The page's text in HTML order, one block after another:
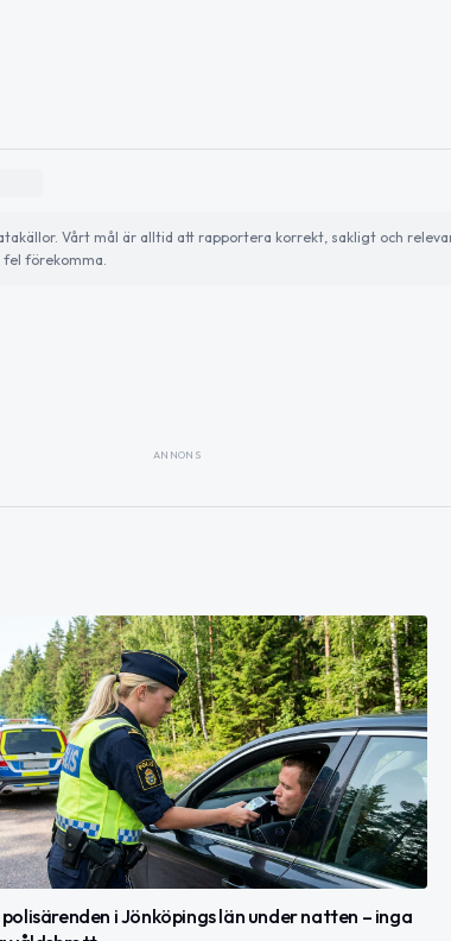
Vårt mål är alltid att rapportera korrekt, sakligt och
förekomma.
ANNONS
i Jönköpings län under natten – inga